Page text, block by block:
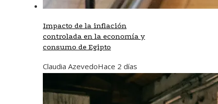
Impacto de la inflación
controlada en la economía y
consumo de Egipto
Claudia AzevedoHace 2 días